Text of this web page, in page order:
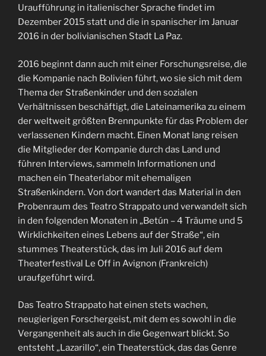
Uraufführung in italienischer Sprache findet im
Dezember 2015 statt und die in spanischer im Januar
2016 in der bolivianischen Stadt La Paz.
2016 beginnt dann auch mit einer Forschungsreise, die
die Kompanie nach Bolivien führt, wo sie sich mit dem
Thema der Straßenkinder und den sozialen
Verhältnissen beschäftigt, die Lateinamerika zu einem
der weltweit größten Brennpunkte für das Problem der
verlassenen Kindern macht. Einen Monat lang reisen
die Mitglieder der Kompanie durch das Land und
führen Interviews, sammeln Informationen und
machen ein Theaterlabor mit ehemaligen
Straßenkindern. Von dort wandert das Material in den
Probenraum des Teatro Strappato und verwandelt sich
in den folgenden Monaten in „Betún – 4 Träume und 5
Wirklichkeiten eines Lebens auf der Straße“, ein
stummes Theaterstück, das im Juli 2016 auf dem
Theaterfestival Le Off in Avignon (Frankreich)
uraufgeführt wird.
Das Teatro Strappato hat einen stets wachen,
neugierigen Forschergeist, mit dem es sowohl in die
Vergangenheit als auch in die Gegenwart blickt. So
entsteht „Lazarillo“, ein Theaterstück, das das Genre